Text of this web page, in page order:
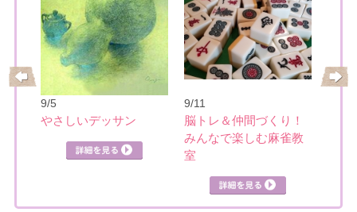
ク
9/5
やさしいデッサン
9/11
脳トレ＆仲間づくり！
みんなで楽しむ麻雀教
室
花の